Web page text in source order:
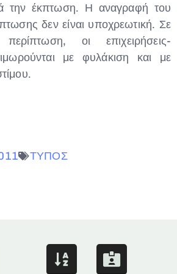
την έκπτωση. Η αναγραφή του
δεν είναι υποχρεωτική. Σε
περίπτωση, οι επιχειρήσεις-
με φυλάκιση και με
ΤΥΠΟΣ